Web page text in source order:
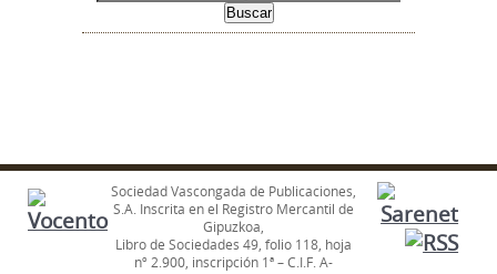
Sociedad Vascongada de Publicaciones,
S.A. Inscrita en el Registro Mercantil de
Gipuzkoa,
Libro de Sociedades 49, folio 118, hoja
nº 2.900, inscripción 1ª – C.I.F. A-